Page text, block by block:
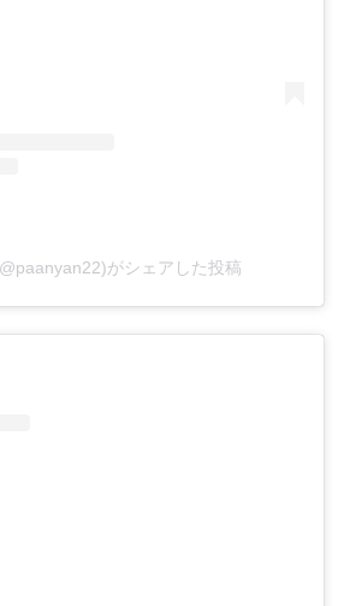
がシェアした投稿